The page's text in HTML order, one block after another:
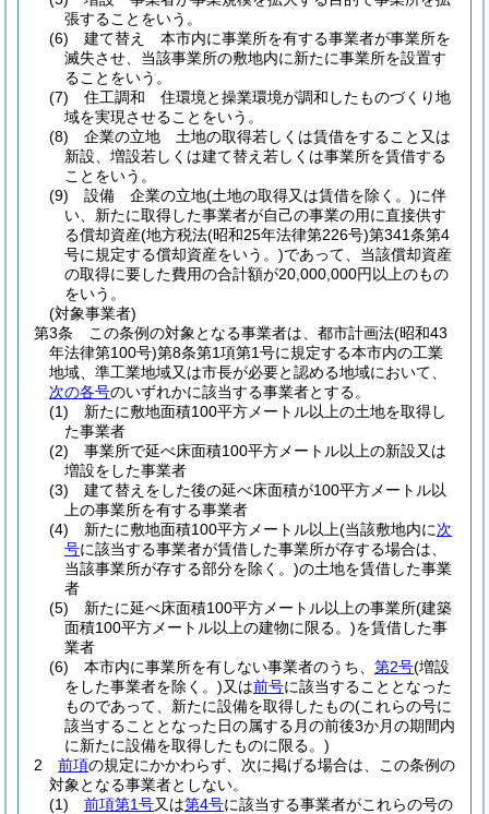
張することをいう。
(6)
建て替え 本市内に事業所を有する事業者が事業所を
滅失させ、当該事業所の敷地内に新たに事業所を設置す
ることをいう。
(7)
住工調和 住環境と操業環境が調和したものづくり地
域を実現させることをいう。
(8)
企業の立地 土地の取得若しくは賃借をすること又は
新設、増設若しくは建て替え若しくは事業所を賃借する
ことをいう。
(9)
設備 企業の立地(土地の取得又は賃借を除く。)に伴
い、新たに取得した事業者が自己の事業の用に直接供す
る償却資産(地方税法(昭和25年法律第226号)第341条第4
号に規定する償却資産をいう。)であって、当該償却資産
の取得に要した費用の合計額が20,000,000円以上のもの
をいう。
(対象事業者)
第3条
この条例の対象となる事業者は、都市計画法(昭和43
年法律第100号)第8条第1項第1号に規定する本市内の工業
地域、準工業地域又は市長が必要と認める地域において、
次の各号のいずれかに該当する事業者とする。
(1)
新たに敷地面積100平方メートル以上の土地を取得し
た事業者
(2)
事業所で延べ床面積100平方メートル以上の新設又は
増設をした事業者
(3)
建て替えをした後の延べ床面積が100平方メートル以
上の事業所を有する事業者
(4)
新たに敷地面積100平方メートル以上(当該敷地内に次
号に該当する事業者が賃借した事業所が存する場合は、
当該事業所が存する部分を除く。)の土地を賃借した事業
者
(5)
新たに延べ床面積100平方メートル以上の事業所(建築
面積100平方メートル以上の建物に限る。)を賃借した事
業者
(6)
本市内に事業所を有しない事業者のうち、 第2号(増設
をした事業者を除く。)又は前号に該当することとなった
ものであって、新たに設備を取得したもの(これらの号に
該当することとなった日の属する月の前後3か月の期間内
に新たに設備を取得したものに限る。)
2
前項の規定にかかわらず、次に掲げる場合は、この条例の
対象となる事業者としない。
(1)
前項第1号又は第4号に該当する事業者がこれらの号の